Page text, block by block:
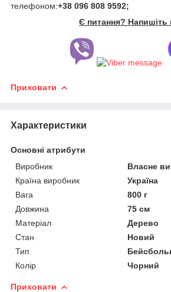
телефоном:+38 096 808 9592;
Є питання? Напишіть
Приховати
Характеристики
Основні атрибути
Виробник
Власне
Країна виробник
Україна
Вага
800 г
Довжина
75 см
Матеріал
Дерево
Стан
Новий
Тип
Колір
Чорний
Приховати